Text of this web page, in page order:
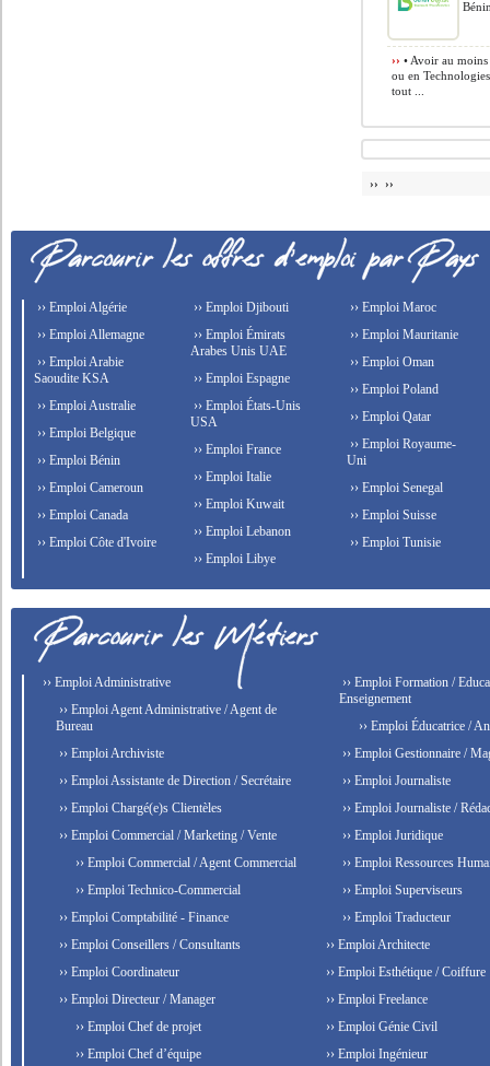
›› • Avoir au
ou en
tout ...
›› ››
›› Emploi Algérie
›› Emploi Allemagne
›› Emploi Arabie
Saoudite KSA
›› Emploi Australie
›› Emploi Belgique
›› Emploi Bénin
›› Emploi Cameroun
›› Emploi Canada
›› Emploi Côte d'Ivoire
›› Emploi Djibouti
›› Emploi Émirats
Arabes Unis UAE
›› Emploi Espagne
›› Emploi États-Unis
USA
›› Emploi France
›› Emploi Italie
›› Emploi Kuwait
›› Emploi Lebanon
›› Emploi Libye
›› Emploi Maroc
›› Emploi Mauritanie
›› Emploi Oman
›› Emploi Poland
›› Emploi Qatar
›› Emploi Royaume-
Uni
›› Emploi Senegal
›› Emploi Suisse
›› Emploi Tunisie
›› Emploi Administrative
›› Emploi Agent Administrative / Agent de
Bureau
›› Emploi Archiviste
›› Emploi Assistante de Direction / Secrétaire
›› Emploi Chargé(e)s Clientèles
›› Emploi Commercial / Marketing / Vente
›› Emploi Commercial / Agent Commercial
›› Emploi Technico-Commercial
›› Emploi Comptabilité - Finance
›› Emploi Conseillers / Consultants
›› Emploi Coordinateur
›› Emploi Directeur / Manager
›› Emploi Chef de projet
›› Emploi Chef d’équipe
›› Emploi Formation /
Enseignement
›› Emploi Éducatrice /
›› Emploi Gestionnaire /
›› Emploi Journaliste
›› Emploi Journaliste /
›› Emploi Juridique
›› Emploi Ressources
›› Emploi Superviseurs
›› Emploi Traducteur
›› Emploi Architecte
›› Emploi Esthétique / Coiffure
›› Emploi Freelance
›› Emploi Génie Civil
›› Emploi Ingénieur